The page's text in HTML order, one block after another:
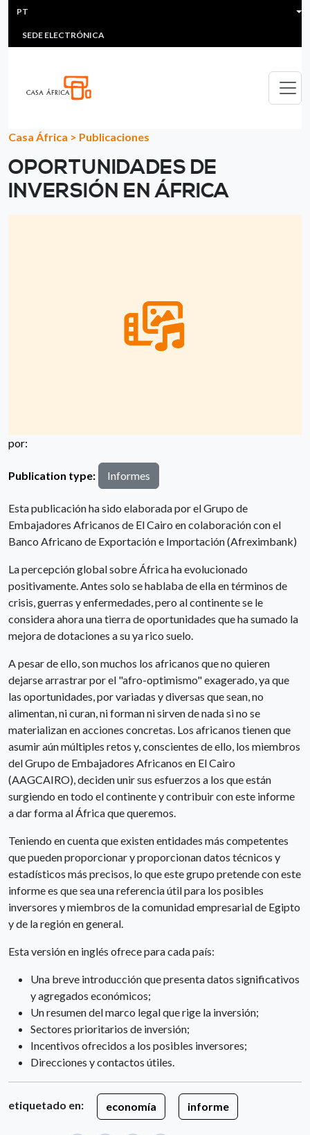
Passar para o conteúdo principal
HEADER MENU
MULTIMEDIA
SEDE ELECTRÓNICA
PT
Casa África > Publicaciones
OPORTUNIDADES DE
INVERSIÓN EN ÁFRICA
por:
Publication type: Informes
Esta publicación ha sido elaborada por el Grupo de
Embajadores Africanos de El Cairo en colaboración con el
Banco Africano de Exportación e Importación (Afreximbank)
La percepción global sobre África ha evolucionado
positivamente. Antes solo se hablaba de ella en términos de
crisis, guerras y enfermedades, pero al continente se le
considera ahora una tierra de oportunidades que ha sumado la
mejora de dotaciones a su ya rico suelo.
A pesar de ello, son muchos los africanos que no quieren
dejarse arrastrar por el "afro-optimismo" exagerado, ya que
las oportunidades, por variadas y diversas que sean, no
alimentan, ni curan, ni forman ni sirven de nada si no se
materializan en acciones concretas. Los africanos tienen que
asumir aún múltiples retos y, conscientes de ello, los miembros
del Grupo de Embajadores Africanos en El Cairo
(AAGCAIRO), deciden unir sus esfuerzos a los que están
surgiendo en todo el continente y contribuir con este informe
a dar forma al África que queremos.
Teniendo en cuenta que existen entidades más competentes
que pueden proporcionar y proporcionan datos técnicos y
estadísticos más precisos, lo que este grupo pretende con este
informe es que sea una referencia útil para los posibles
inversores y miembros de la comunidad empresarial de Egipto
y de la región en general.
Esta versión en inglés ofrece para cada país:
Una breve introducción que presenta datos significativos
y agregados económicos;
Un resumen del marco legal que rige la inversión;
Sectores prioritarios de inversión;
Incentivos ofrecidos a los posibles inversores;
Direcciones y contactos útiles.
etiquetado en: economía informe